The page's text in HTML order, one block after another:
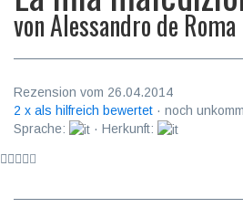
vonAlessandro de Roma
Rezension vom 26.04.2014
2 x als hilfreich bewertet · noch
Sprache:
· Herkunft: